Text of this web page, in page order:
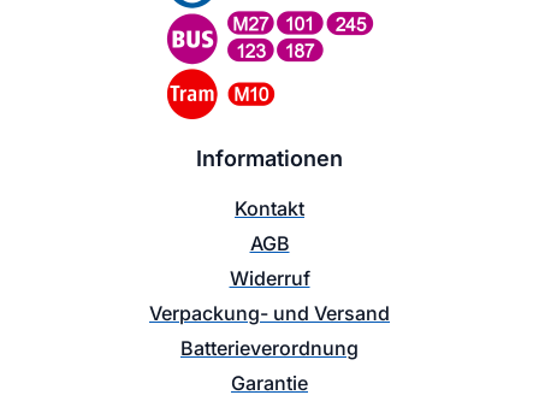
Informationen
Kontakt
AGB
Widerruf
Verpackung- und Versand
Batterieverordnung
Garantie